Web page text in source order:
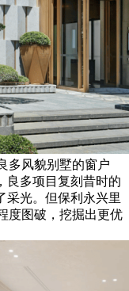
多风貌别墅的窗户
良多项目复刻昔时的
采光。但保利永兴里
度图破，挖掘出更优